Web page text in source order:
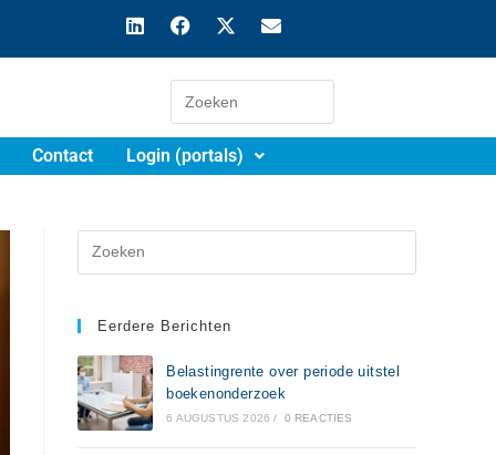
Contact Login (portals)
Eerdere Berichten
Belastingrente over periode uitstel
boekenonderzoek
6 AUGUSTUS 2026 / 0 REACTIES